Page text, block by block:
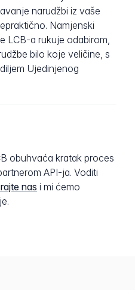
narudžbi iz vaše
Namjenski
LCB-a rukuje odabirom,
bilo koje veličine, s
Ujedinjenog
obuhvaća kratak proces
API-ja. Voditi
nas i mi ćemo